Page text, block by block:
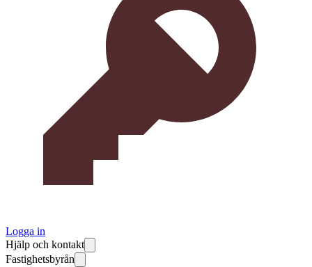
Logga in
Hjälp och kontakt
Fastighetsbyrån